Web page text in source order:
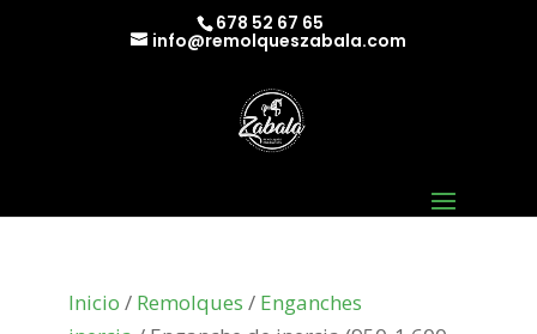
678 52 67 65
info@remolqueszabala.com
Inicio / Remolques / Enganches